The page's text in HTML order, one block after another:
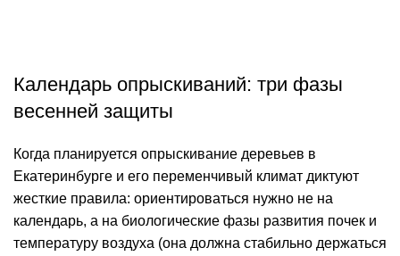
Календарь опрыскиваний: три фазы
весенней защиты
Когда планируется опрыскивание деревьев в
Екатеринбурге и его переменчивый климат диктуют
жесткие правила: ориентироваться нужно не на
календарь, а на биологические фазы развития почек и
температуру воздуха (она должна стабильно держаться